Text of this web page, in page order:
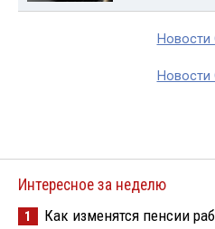
Интересное за неделю
1
Как изменятся пенсии